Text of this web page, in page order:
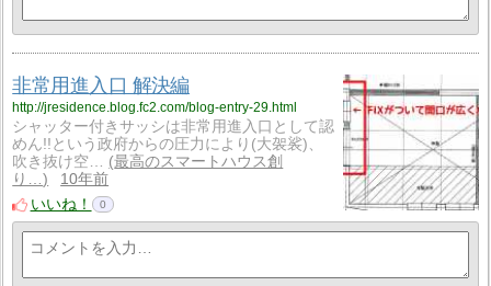
非常用進入口 解決編
http://jresidence.blog.fc2.com/blog-entry-29.html
シャッター付きサッシは非常用進入口として認
めん!!という政府からの圧力により(大袈裟)、
吹き抜け空…
最高のスマートハウス創
り…
10年前
いいね！
0